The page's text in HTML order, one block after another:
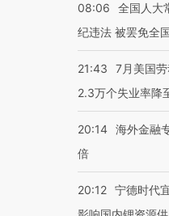
08:06
全国人大
纪违法 被罢免全
21:43
7月美国
2.3万个失业率降
20:14 海外金融
倍
20:12 宁德时代